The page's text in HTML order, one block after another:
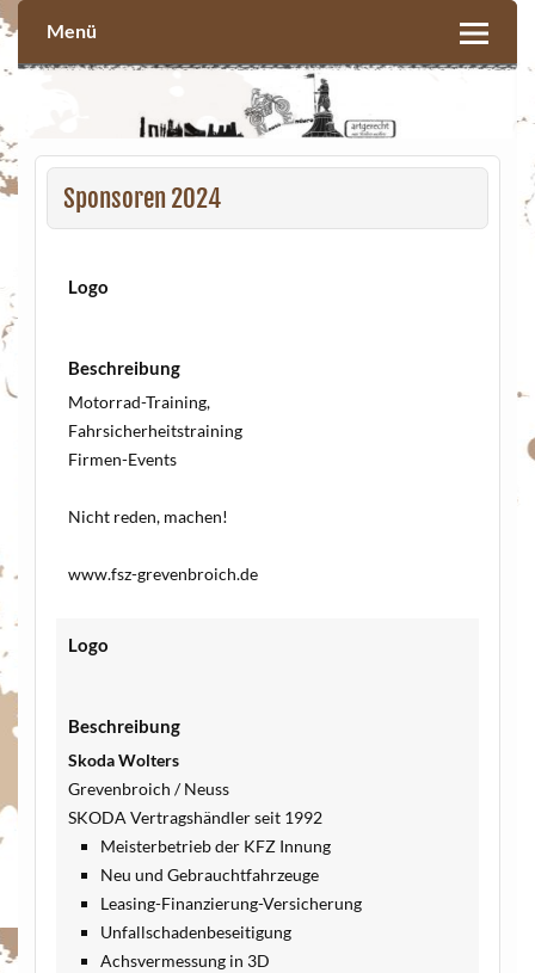
Skip
to
content
Menü
Sponsoren 2024
Logo
Beschreibung
Motorrad-Training,
Fahrsicherheitstraining
Firmen-Events
Nicht reden, machen!
www.fsz-grevenbroich.de
Logo
Beschreibung
Skoda Wolters
Grevenbroich / Neuss
SKODA Vertragshändler seit 1992
Meisterbetrieb der KFZ Innung
Neu und Gebrauchtfahrzeuge
Leasing-Finanzierung-Versicherung
Unfallschadenbeseitigung
Achsvermessung in 3D